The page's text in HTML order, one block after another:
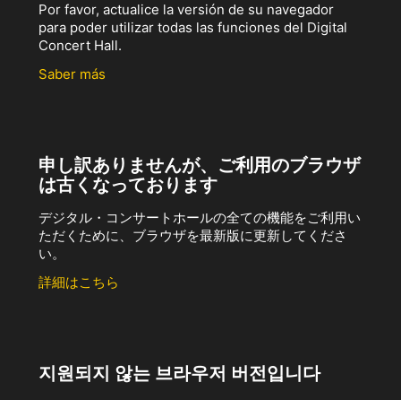
Por favor, actualice la versión de su navegador
para poder utilizar todas las funciones del Digital
Concert Hall.
Saber más
申し訳ありませんが、ご利用のブラウザ
は古くなっております
デジタル・コンサートホールの全ての機能をご利用い
ただくために、ブラウザを最新版に更新してくださ
い。
詳細はこちら
지원되지 않는 브라우저 버전입니다